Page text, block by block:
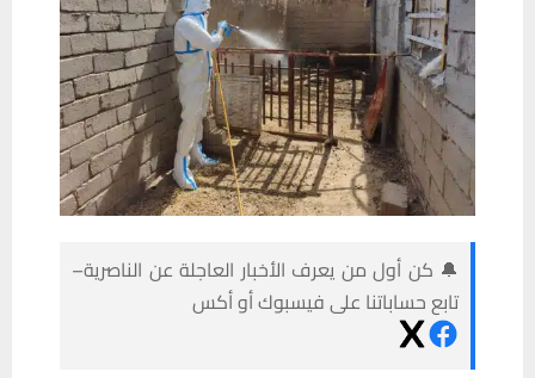
🔔 كن أول من يعرف الأخبار العاجلة عن الناصرية–
تابع حساباتنا على فيسبوك أو أكس